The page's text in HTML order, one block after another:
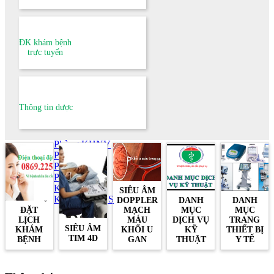
Lịch công tác tuần khối dự phòng
Hoạt động Đảng bộ
Hoạt động Công đoàn
Hoạt động Đoàn thanh niên
NGHIÊN CỨU KHOA HỌC
Khoa ATVSTP
Khoa YTCC
Phòng KHNV
Phòng TCKT
Phòng TCCB
Phòng QLCL
Khoa KSNK
Khoa CSSKSS
ĐK khám bệnh
trực tuyến
Thông tin dược
ĐẶT
LỊCH
KHÁM
BỆNH
SIÊU ÂM
TIM 4D
SIÊU ÂM
DOPPLER
MẠCH
MÁU
KHỐI U
GAN
DANH
MỤC
DỊCH VỤ
KỸ
THUẬT
DANH
MỤC
TRANG
THIẾT BỊ
Y TẾ